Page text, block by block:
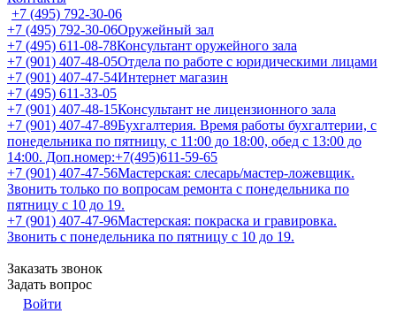
+7 (495) 792-30-06
+7 (495) 792-30-06Оружейный зал
+7 (495) 611-08-78Консультант оружейного зала
+7 (901) 407-48-05Отдела по работе с юридическими лицами
+7 (901) 407-47-54Интернет магазин
+7 (495) 611-33-05
+7 (901) 407-48-15Консультант не лицензионного зала
+7 (901) 407-47-89Бухгалтерия. Время работы бухгалтерии, с
понедельника по пятницу, с 11:00 до 18:00, обед с 13:00 до
14:00. Доп.номер:+7(495)611-59-65
+7 (901) 407-47-56Мастерская: слесарь/мастер-ложевщик.
Звонить только по вопросам ремонта с понедельника по
пятницу с 10 до 19.
+7 (901) 407-47-96Мастерская: покраска и гравировка.
Звонить с понедельника по пятницу с 10 до 19.
Заказать звонок
Задать вопрос
Войти